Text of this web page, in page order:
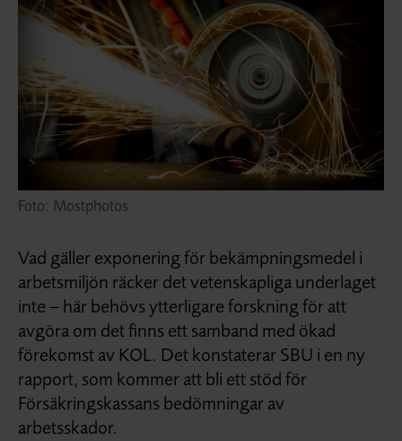
Foto: Mostphotos
Vad gäller exponering för bekämpningsmedel i
arbetsmiljön räcker det vetenskapliga underlaget
inte – här behövs ytterligare forskning för att
avgöra om det finns ett samband med ökad
förekomst av KOL. Det konstaterar SBU i en ny
rapport, som kommer att bli ett stöd för
Försäkringskassans bedömningar av
arbetsskador.